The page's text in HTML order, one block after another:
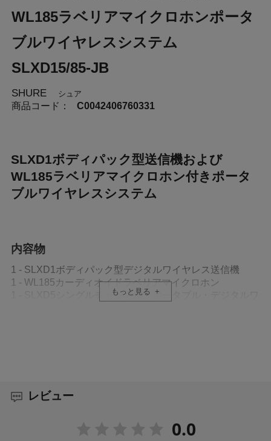
WL185ラベリアマイクロホンポータ
ブルワイヤレスシステム
SLXD15/85-JB
SHURE シュア
商品コード： C0042406760331
SLXD1ボディパック型送信機および
WL185ラベリアマイクロホン付きポータ
ブルワイヤレスシステム
内容物
1 - SLXD1ボディパック型デジタルワイヤレス送信機
1 - WL185カーディオイドラベリアマイクロホン
1 - SLXD5シングルチャンネル・ポータブル・デジタルワ
こちらよりご確認ください
もっと見る
レビュー
0.0